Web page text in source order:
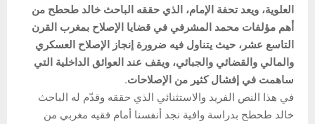
العلوية، ويعد تحفة الإمام، الذي حققه الباحث خالد طحطح من
أهم مؤلفات محمد المشرفي في قضايا الإصلاح بمغرب القرن
التاسع عشر، حيث يتناول فيه ضرورة إنجاز الإصلاح العسكري
والمالي والقضائي والجبائي، ويقف عند العوائق الداخلية التي
ساهمت في إفشال كثير من الإصلاحات.
في هذا النص الفريد والاستثنائي الذي حققه وقدّم له الباحث
خالد طحطح بدراسة وافية نجد أنفسنا أمام فقيه مغربي من